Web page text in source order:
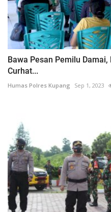
Bawa Pesan Pemilu
Curhat...
Humas Polres Kupang Sep 1, 2023